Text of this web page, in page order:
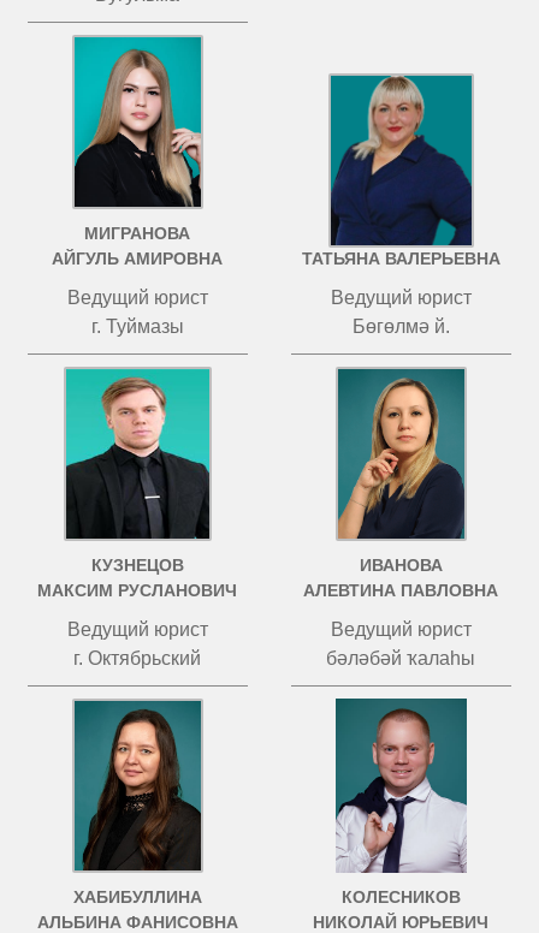
МИГРАНОВА
АЙГУЛЬ АМИРОВНА
Ведущий юрист
г. Туймазы
ЧИСТОВА
ТАТЬЯНА ВАЛЕРЬЕВНА
Ведущий юрист
Бөгөлмә й.
КУЗНЕЦОВ
МАКСИМ РУСЛАНОВИЧ
Ведущий юрист
г. Октябрьский
ИВАНОВА
АЛЕВТИНА ПАВЛОВНА
Ведущий юрист
бәләбәй ҡалаһы
ХАБИБУЛЛИНА
АЛЬБИНА ФАНИСОВНА
КОЛЕСНИКОВ
НИКОЛАЙ ЮРЬЕВИЧ